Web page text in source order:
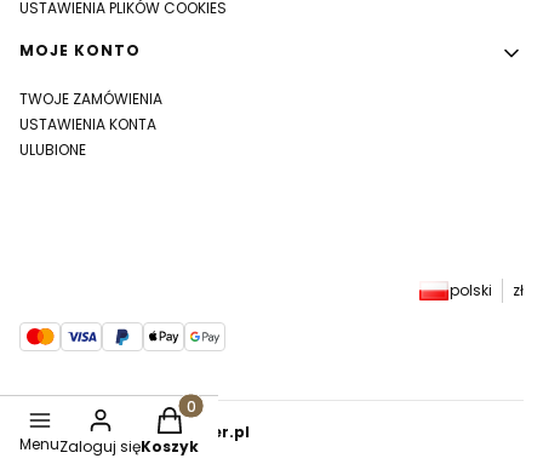
USTAWIENIA PLIKÓW COOKIES
MOJE KONTO
TWOJE ZAMÓWIENIA
USTAWIENIA KONTA
ULUBIONE
polski zł
Sklep internetowyShoper.pl
MenuZaloguj się
Produkty w koszyku: 0. Zobacz szczegóły
Koszyk